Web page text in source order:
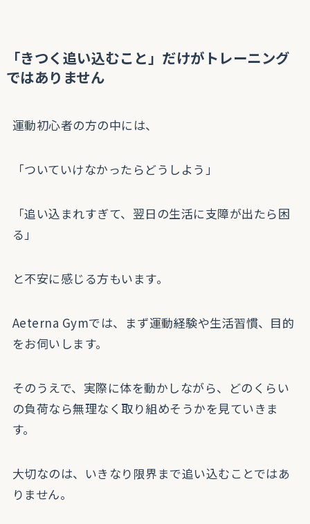
「きつく追い込むこと」だけがトレーニング
ではありません
運動初心者の方の中には、
「ついていけなかったらどうしよう」
「追い込まれすぎて、翌日の生活に支障が出たら困
る」
と不安に感じる方もいます。
Aeterna Gymでは、まず運動経験や生活習慣、目的
をお伺いします。
そのうえで、実際に体を動かしながら、どのくらい
の負荷なら無理なく取り組めそうかを見ていきま
す。
大切なのは、いきなり限界まで追い込むことではあ
りません。